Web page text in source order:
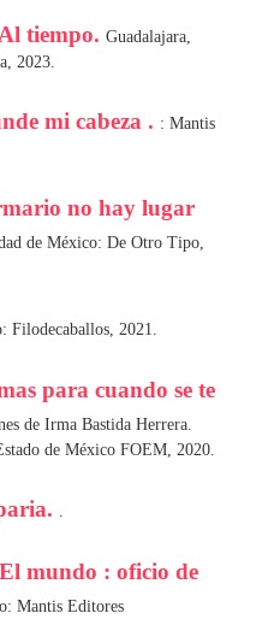
tiempo. Guadalajara,
2023.
mi cabeza . : Mantis
no hay lugar
de México: De Otro Tipo,
Filodecaballos, 2021.
para cuando se te
de Irma Bastida Herrera.
de México FOEM, 2020.
.
El mundo : oficio de
Mantis Editores